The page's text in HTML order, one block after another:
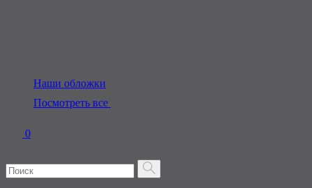
Наши обложки
Посмотреть все
0